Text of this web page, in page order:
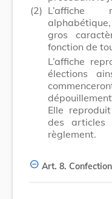
(2)
gros
fonction de
L’affiche
élections
Elle
des
règlement.
Art. 8.